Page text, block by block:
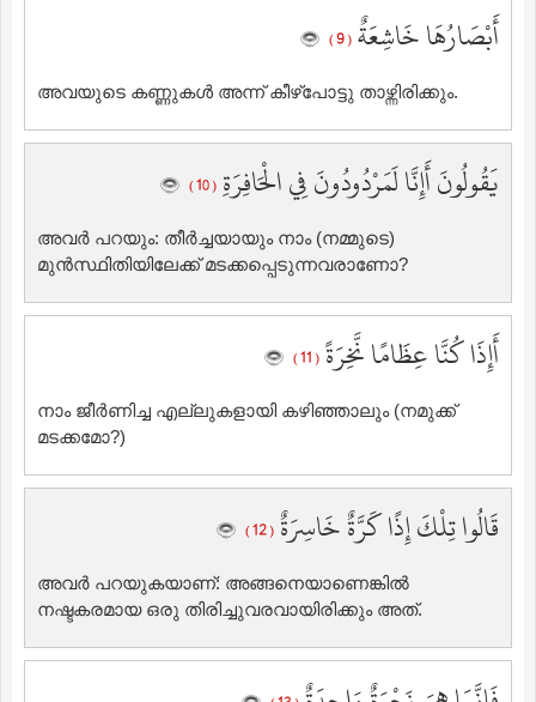
أَبْصَارُهَا خَاشِعَةٌ ( 9 )
അവയുടെ കണ്ണുകള്‍ അന്ന് കീഴ്പോട്ടു താഴ്ന്നിരിക്കും.
يَقُولُونَ أَإِنَّا لَمَرْدُودُونَ فِي الْحَافِرَةِ ( 10 )
അവര്‍ പറയും: തീര്‍ച്ചയായും നാം (നമ്മുടെ)
മുന്‍സ്ഥിതിയിലേക്ക് മടക്കപ്പെടുന്നവരാണോ?
أَإِذَا كُنَّا عِظَامًا نَّخِرَةً ( 11 )
നാം ജീര്‍ണിച്ച എല്ലുകളായി കഴിഞ്ഞാലും (നമുക്ക്
മടക്കമോ?)
قَالُوا تِلْكَ إِذًا كَرَّةٌ خَاسِرَةٌ ( 12 )
അവര്‍ പറയുകയാണ്‌: അങ്ങനെയാണെങ്കില്‍
നഷ്ടകരമായ ഒരു തിരിച്ചുവരവായിരിക്കും അത്‌.